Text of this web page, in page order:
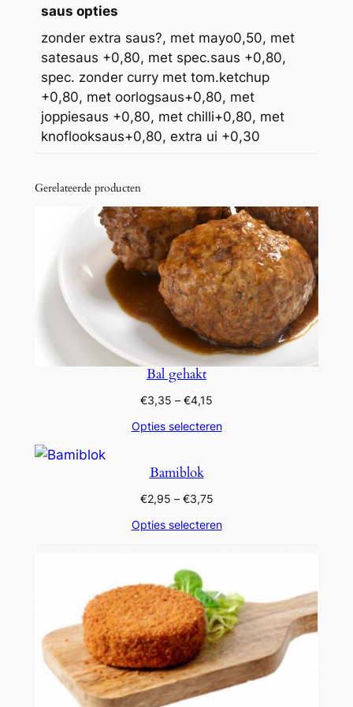
n
）
a
saus opties
zonder extra saus?, met mayo0,50, met
satesaus +0,80, met spec.saus +0,80,
spec. zonder curry met tom.ketchup
+0,80, met oorlogsaus+0,80, met
joppiesaus +0,80, met chilli+0,80, met
knoflooksaus+0,80, extra ui +0,30
Gerelateerde producten
Bal gehakt
€3,35 – €4,15
tot
Opties selecteren
Bamiblok
€2,95 – €3,75Prijsklasse:
tot
Opties selecteren